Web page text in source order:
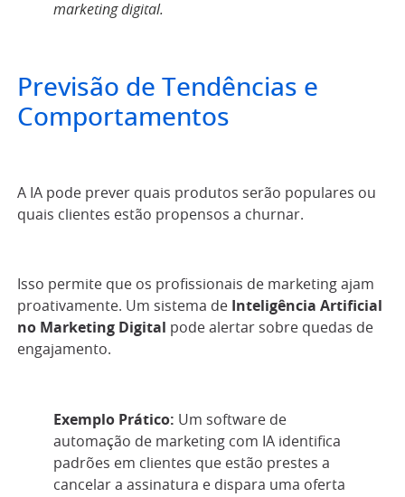
marketing digital.
Previsão de Tendências e
Comportamentos
A IA pode prever quais produtos serão populares ou
quais clientes estão propensos a churnar.
Isso permite que os profissionais de marketing ajam
proativamente. Um sistema de
Inteligência Artificial
no Marketing Digital
pode alertar sobre quedas de
engajamento.
Exemplo Prático: Um software de
automação de marketing com IA identifica
padrões em clientes que estão prestes a
cancelar a assinatura e dispara uma oferta